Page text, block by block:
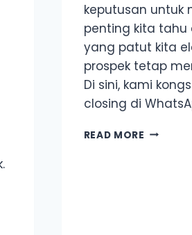
keputusan untuk
penting kita tahu
yang patut kita
prospek tetap
Di sini, kami
closing di
READ MORE CLOSING